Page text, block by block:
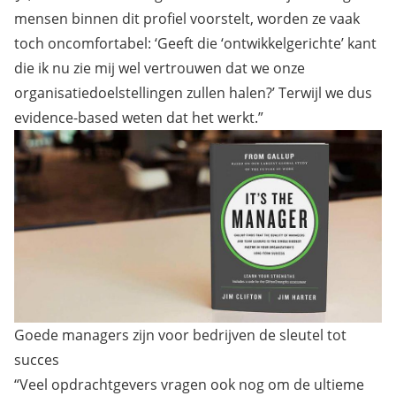
mensen binnen dit profiel voorstelt, worden ze vaak
toch oncomfortabel: ‘Geeft die ‘ontwikkelgerichte’ kant
die ik nu zie mij wel vertrouwen dat we onze
organisatiedoelstellingen zullen halen?’ Terwijl we dus
evidence-based weten dat het werkt.”
Goede managers zijn voor bedrijven de sleutel tot
succes
“Veel opdrachtgevers vragen ook nog om de ultieme